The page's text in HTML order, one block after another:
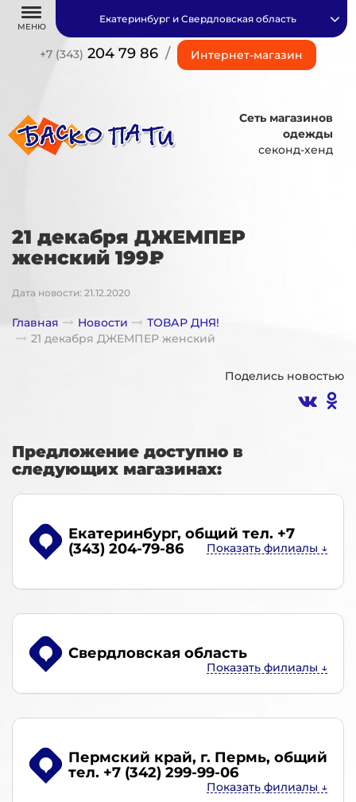
МЕНЮ
+7 (343) 204 79 86 / Интернет-магазин
Екатеринбург и Свердловская область
Сеть магазинов
одежды
секонд-хенд
21 декабря ДЖЕМПЕР
женский 199₽
Дата новости: 21.12.2020
Главная Новости
ТОВАР ДНЯ!
21 декабря ДЖЕМПЕР женский
Поделись новостью
Предложение доступно в
следующих магазинах:
Екатеринбург, общий тел. +7
(343) 204-79-86
Свердловская область
Пермский край, г. Пермь, общий
тел. +7 (342) 299-99-06